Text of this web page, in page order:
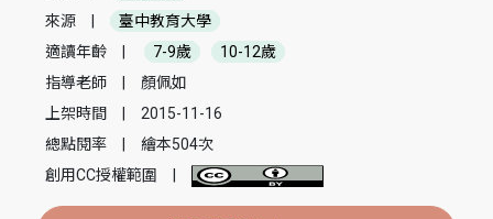
來源
臺中教育大學
適讀年齡
7-9歲
10-12歲
指導老師
顏佩如
上架時間
2015-11-16
總點閱率
繪本504次
創用CC授權範圍